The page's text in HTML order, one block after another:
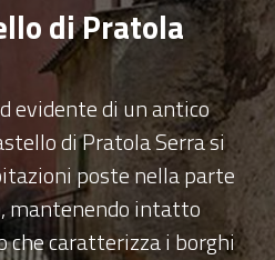
di Pratola
evidente di un antico
di Pratola Serra si
poste nella parte
mantenendo intatto
caratterizza i borghi